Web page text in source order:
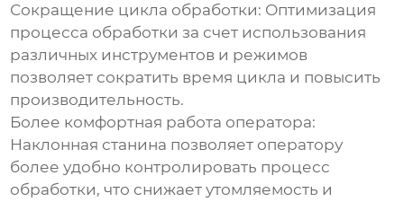
Сокращение цикла обработки: Оптимизация
процесса обработки за счет использования
различных инструментов и режимов
позволяет сократить время цикла и повысить
производительность.
Более комфортная работа оператора:
Наклонная станина позволяет оператору
более удобно контролировать процесс
обработки, что снижает утомляемость и